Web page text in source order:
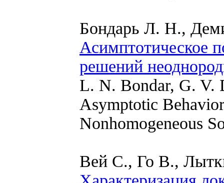
Бондарь Л. Н.,
Асимптотическое
решений
L. N. Bondar, G. V.
Asymptotic
Nonhomogeneous
Вей C., Го В.,